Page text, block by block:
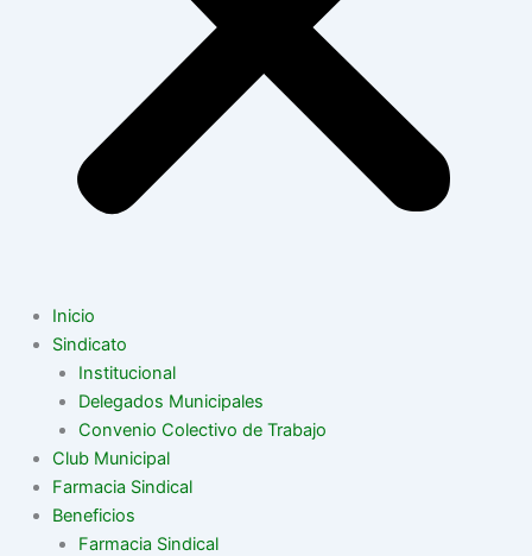
Inicio
Sindicato
Institucional
Delegados Municipales
Convenio Colectivo de Trabajo
Club Municipal
Farmacia Sindical
Beneficios
Farmacia Sindical